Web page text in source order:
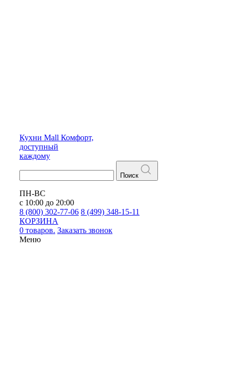
Кухни Mall Комфорт,
доступный
каждому
Поиск
ПН-ВС
с 10:00 до 20:00
8 (800) 302-77-06 8 (499) 348-15-11
КОРЗИНА
0 товаров. Заказать звонок
Меню